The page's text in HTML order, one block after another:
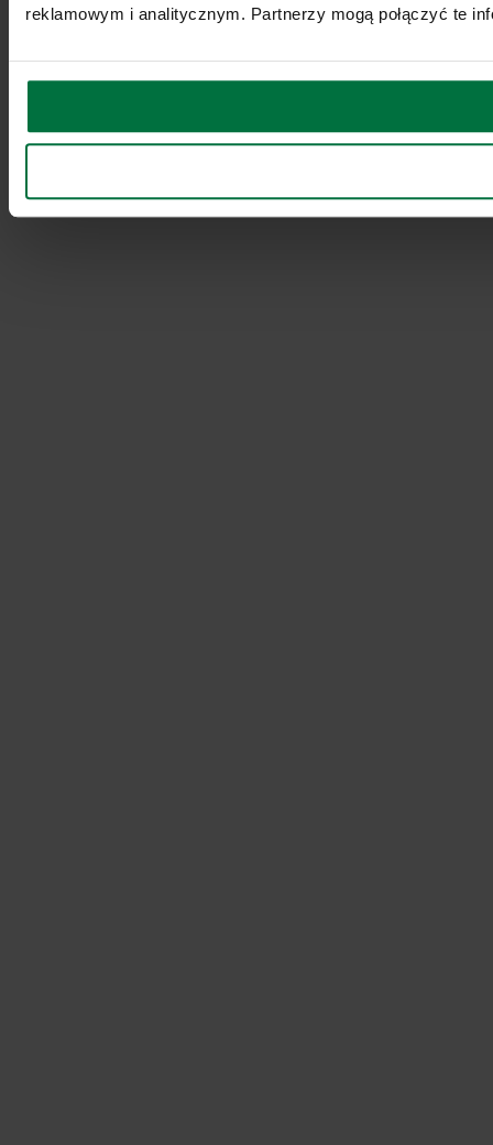
reklamowym i analitycznym. Partnerzy mogą połączyć te